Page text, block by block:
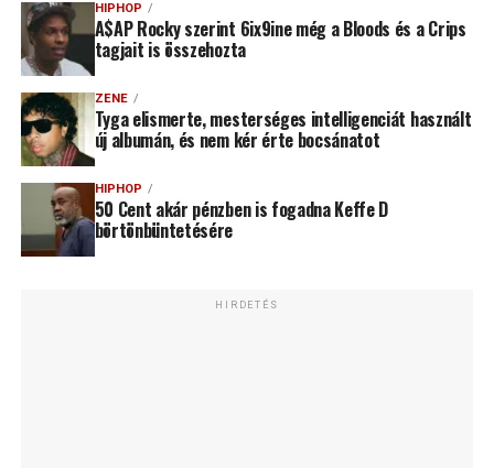
HIPHOP
A$AP Rocky szerint 6ix9ine még a Bloods és a Crips
tagjait is összehozta
ZENE
Tyga elismerte, mesterséges intelligenciát használt
új albumán, és nem kér érte bocsánatot
HIPHOP
50 Cent akár pénzben is fogadna Keffe D
börtönbüntetésére
HIRDETÉS